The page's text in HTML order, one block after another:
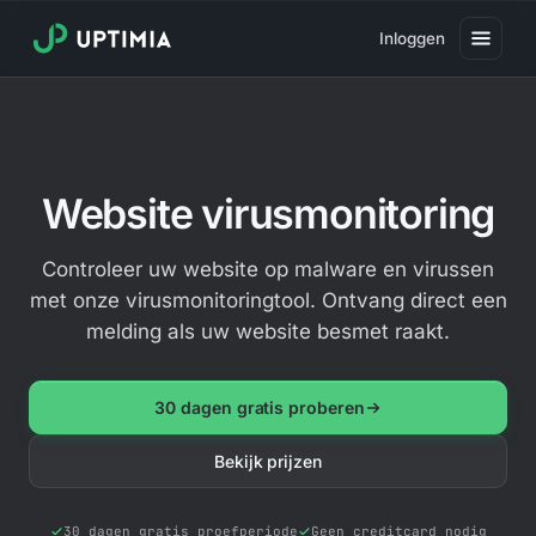
Inloggen
Website snelheidsmonitoring
Real user monitoring
Website transactiemonitoring
SSL-monitoring
Domeinmonitoring
Openbare statuspagina
Website virusmonitoring
Controleer uw website op malware en virussen
met onze virusmonitoringtool. Ontvang direct een
melding als uw website besmet raakt.
30 dagen gratis proberen
Bekijk prijzen
30 dagen gratis proefperiode
Geen creditcard nodig